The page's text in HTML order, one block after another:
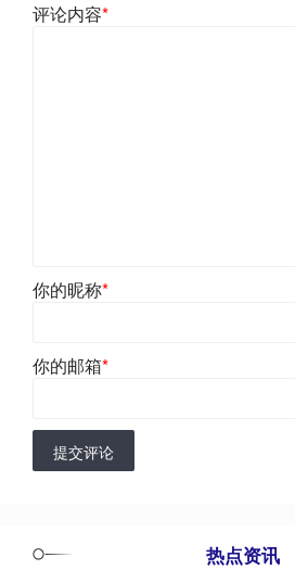
评论内容*
你的昵称*
你的邮箱*
提交评论
热点资讯